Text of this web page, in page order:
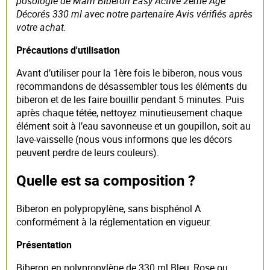
Décorés 330 ml avec notre partenaire Avis vérifiés après
votre achat.
Précautions d'utilisation
Avant d’utiliser pour la 1ère fois le biberon, nous vous
recommandons de désassembler tous les éléments du
biberon et de les faire bouillir pendant 5 minutes. Puis
après chaque tétée, nettoyez minutieusement chaque
élément soit à l’eau savonneuse et un goupillon, soit au
lave-vaisselle (nous vous informons que les décors
peuvent perdre de leurs couleurs).
Quelle est sa composition ?
Biberon en polypropylène, sans bisphénol A
conformément à la réglementation en vigueur.
Présentation